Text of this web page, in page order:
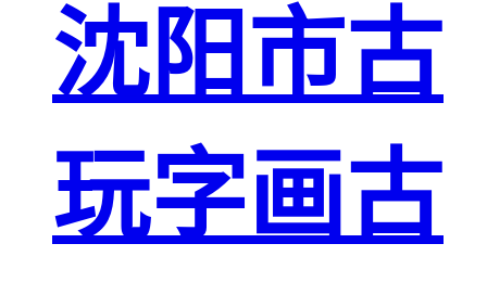
沈阳市古
玩字画古